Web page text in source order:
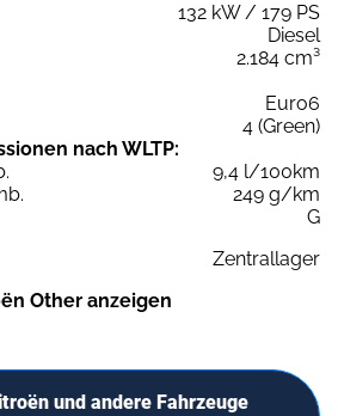
132 kW / 179 PS
Diesel
2.184 cm³
Euro6
4 (Green)
nach WLTP:
9,4 l/100km
249 g/km
G
Zentrallager
Other anzeigen
und andere Fahrzeuge